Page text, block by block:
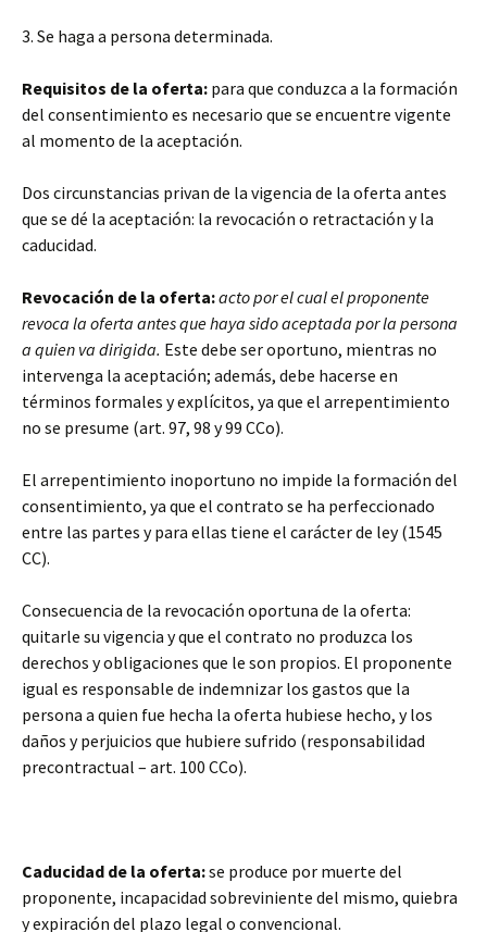
3. Se haga a persona determinada.
Requisitos de la oferta: para que conduzca a la formación
del consentimiento es necesario que se encuentre vigente
al momento de la aceptación.
Dos circunstancias privan de la vigencia de la oferta antes
que se dé la aceptación: la revocación o retractación y la
caducidad.
Revocación de la oferta:acto por el cual el proponente
revoca la oferta antes que haya sido aceptada por la persona
a quien va dirigida. Este debe ser oportuno, mientras no
intervenga la aceptación; además, debe hacerse en
términos formales y explícitos, ya que el arrepentimiento
no se presume (art. 97, 98 y 99 CCo).
El arrepentimiento inoportuno no impide la formación del
consentimiento, ya que el contrato se ha perfeccionado
entre las partes y para ellas tiene el carácter de ley (1545
CC).
Consecuencia de la revocación oportuna de la oferta:
quitarle su vigencia y que el contrato no produzca los
derechos y obligaciones que le son propios. El proponente
igual es responsable de indemnizar los gastos que la
persona a quien fue hecha la oferta hubiese hecho, y los
daños y perjuicios que hubiere sufrido (responsabilidad
precontractual – art. 100 CCo).
Caducidad de la oferta:se produce por muerte del
proponente, incapacidad sobreviniente del mismo, quiebra
y expiración del plazo legal o convencional.